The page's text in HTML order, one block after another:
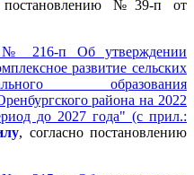
постановлению №39-п от
№ 216-п Об утверждении
развитие сельских
образования
района на 2022
до 2027 года" (с прил.:
, согласно постановлению